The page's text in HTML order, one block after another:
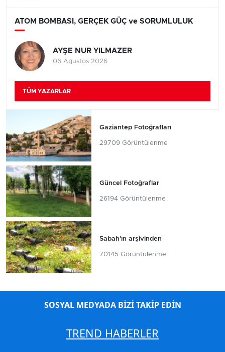
ATOM BOMBASI, GERÇEK GÜÇ ve SORUMLULUK
AYŞE NUR YILMAZER
06 Ağustos 2026
TÜM YAZARLAR
Gaziantep Fotoğrafları
29709 Görüntülenme
Güncel Fotoğraflar
26194 Görüntülenme
Sabah'ın arşivinden
70145 Görüntülenme
SOSYAL MEDYADA BİZİ TAKİP EDİN
TREND HABERLER